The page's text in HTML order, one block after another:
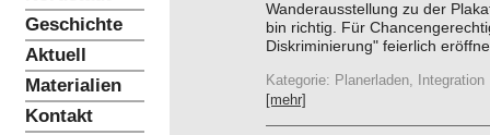
Geschichte
Aktuell
Materialien
Kontakt
Wanderausstellung zu der
bin richtig. Für
Diskriminierung" feierlich
Kategorie: Planerladen, Integration
[mehr]